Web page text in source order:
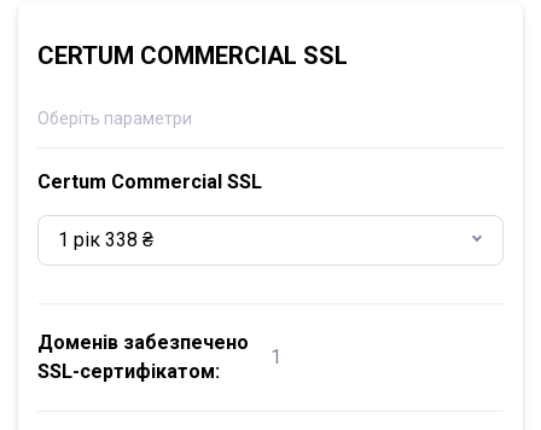
CERTUM COMMERCIAL SSL
Оберіть параметри
Certum Commercial SSL
1 рік 338 ₴
Доменів забезпечено
SSL-сертифікатом:
1